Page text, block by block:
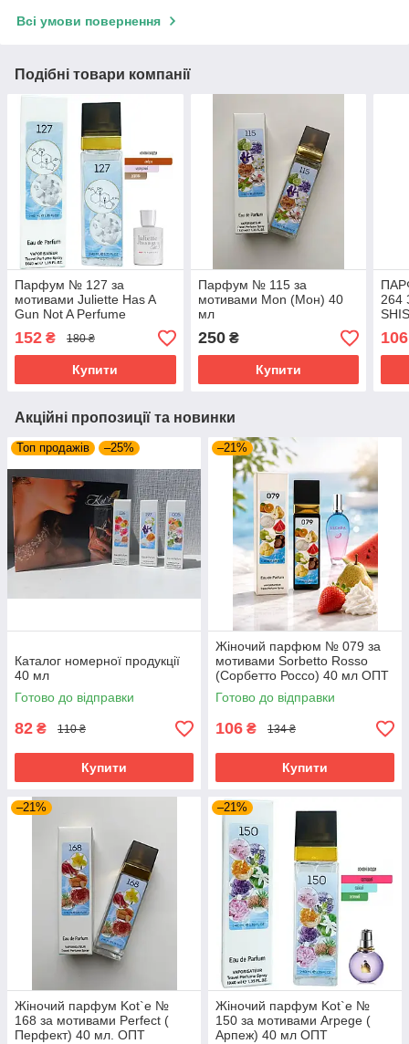
Всі умови повернення
Подібні товари компанії
Парфум № 127 за
мотивами Juliette Has A
Gun Not A Perfume
(Джульетта Хез Е Ган Нот
Е Парфюм) 40 мл. ОПТ
152 ₴ 180 ₴
Купити
Парфум № 115 за
мотивами Mon (Мон) 40
мл
250₴
Купити
ОПТ
106
Акційні пропозиції та новинки
Топ продажів –25%
Каталог номерної продукції
40 мл
Готово до відправки
82 ₴ 110 ₴
Купити
–21%
Жіночий парфюм № 079 за
мотивами Sorbetto Rosso
(Сорбетто Россо) 40 мл ОПТ
Готово до відправки
106 ₴ 134 ₴
Купити
–21%
Жіночий парфум Kot`e №
168 за мотивами Perfect (
Перфект) 40 мл. ОПТ
–21%
Жіночий парфум Kot`e №
150 за мотивами Arpege (
Арпеж) 40 мл ОПТ